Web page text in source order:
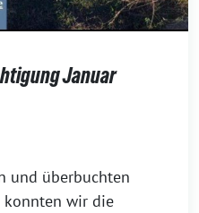
Januar
und überbuchten
konnten wir die